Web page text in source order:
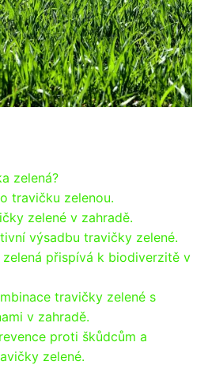
zelená?
travičku zelenou.
zelené v zahradě.
výsadbu travičky zelené.
přispívá k biodiverzitě v
travičky zelené s
v zahradě.
proti škůdcům a
zelené.